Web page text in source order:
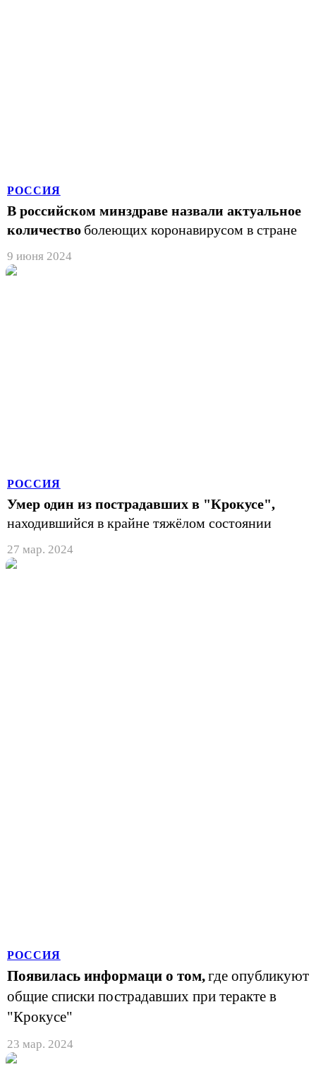
РОССИЯ
В российском минздраве назвали актуальное
количество болеющих коронавирусом в стране
9 июня 2024
РОССИЯ
Умер один из пострадавших в "Крокусе",
находившийся в крайне тяжёлом состоянии
27 мар. 2024
РОССИЯ
Появилась информаци о том,где опубликуют
общие списки пострадавших при теракте в
"Крокусе"
23 мар. 2024